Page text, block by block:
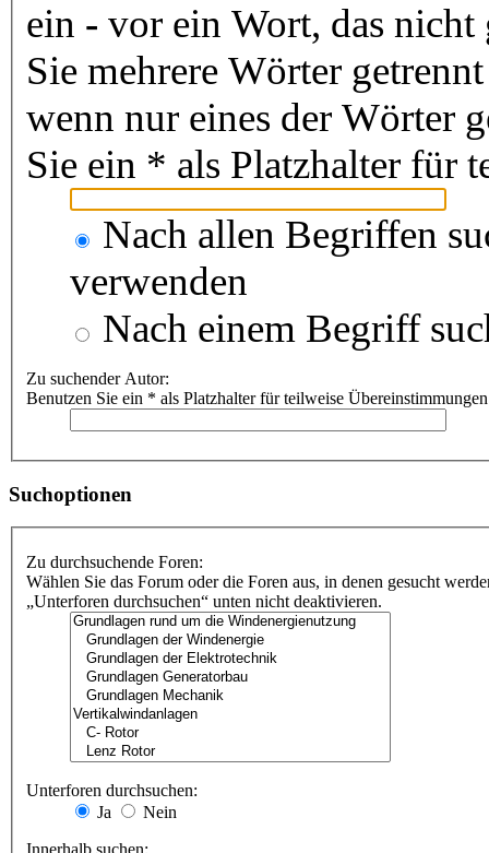
ein - vor ein Wort, das nicht
Sie mehrere Wörter
wenn nur eines der Wörter
Sie ein * als Platzhalter für
Nach allen Begriffen
verwenden
Nach einem Begriff
Zu suchender Autor:
Benutzen Sie ein * als Platzhalter für teilweise
Suchoptionen
Zu durchsuchende Foren:
Wählen Sie das Forum oder die Foren aus, in denen gesucht
„Unterforen durchsuchen“ unten nicht deaktivieren.
Unterforen durchsuchen:
Ja
Nein
Innerhalb suchen: